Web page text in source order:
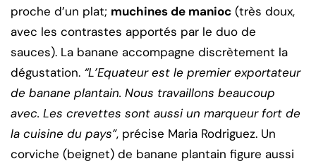
proche d’un plat; muchines de manioc (très doux,
avec les contrastes apportés par le duo de
sauces). La banane accompagne discrètement la
dégustation. “L’Equateur est le premier exportateur
de banane plantain. Nous travaillons beaucoup
avec. Les crevettes sont aussi un marqueur fort de
la cuisine du pays”, précise Maria Rodriguez. Un
corviche (beignet) de banane plantain figure aussi